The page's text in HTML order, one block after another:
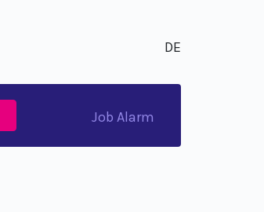
DE
Job Alarm